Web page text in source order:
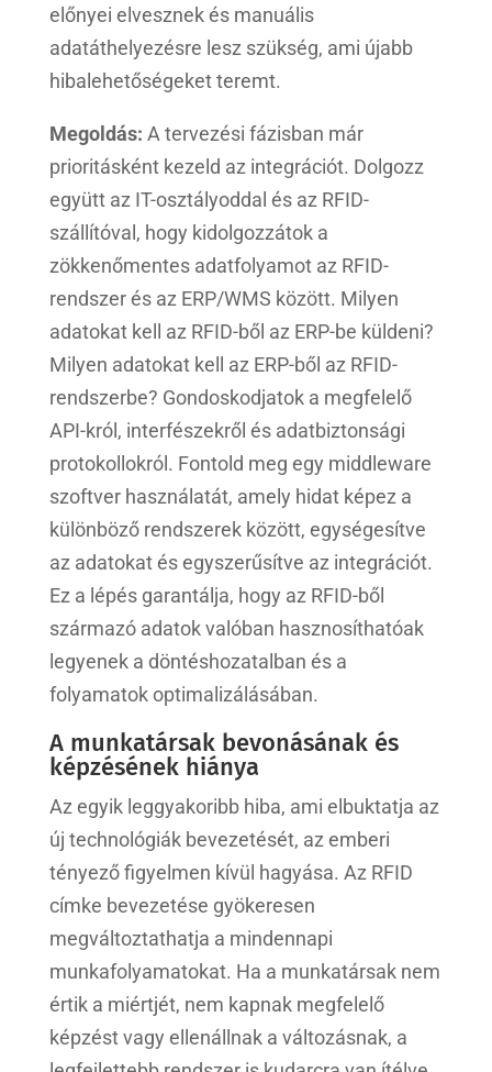
előnyei elvesznek és manuális
adatáthelyezésre lesz szükség, ami újabb
hibalehetőségeket teremt.
Megoldás: A tervezési fázisban már
prioritásként kezeld az integrációt. Dolgozz
együtt az IT-osztályoddal és az RFID-
szállítóval, hogy kidolgozzátok a
zökkenőmentes adatfolyamot az RFID-
rendszer és az ERP/WMS között. Milyen
adatokat kell az RFID-ből az ERP-be küldeni?
Milyen adatokat kell az ERP-ből az RFID-
rendszerbe? Gondoskodjatok a megfelelő
API-król, interfészekről és adatbiztonsági
protokollokról. Fontold meg egy middleware
szoftver használatát, amely hidat képez a
különböző rendszerek között, egységesítve
az adatokat és egyszerűsítve az integrációt.
Ez a lépés garantálja, hogy az RFID-ből
származó adatok valóban hasznosíthatóak
legyenek a döntéshozatalban és a
folyamatok optimalizálásában.
A munkatársak bevonásának és
képzésének hiánya
Az egyik leggyakoribb hiba, ami elbuktatja az
új technológiák bevezetését, az emberi
tényező figyelmen kívül hagyása. Az RFID
címke bevezetése gyökeresen
megváltoztathatja a mindennapi
munkafolyamatokat. Ha a munkatársak nem
értik a miértjét, nem kapnak megfelelő
képzést vagy ellenállnak a változásnak, a